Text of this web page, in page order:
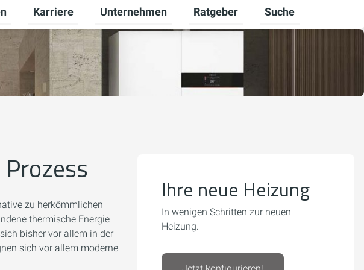
umschalten
Untermenü für Gewerbekunden umschalten
Karriere
Untermenü für Karriere umschalten
Unternehmen
Untermenü für Unternehmen
Ratgeber
Untermenü für
Suche
zu herkömmlichen
thermische Energie
bisher vor allem in der
sich vor allem moderne
Ihre neue Heizung
In wenigen Schritten zur neuen
Heizung.